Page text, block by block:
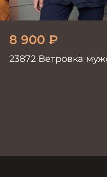
8 900 ₽
23872 Ветровка